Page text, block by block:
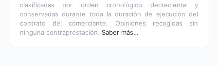
clasificadas por orden cronológico decreciente y
conservadas durante toda la duración de ejecución del
contrato del comerciante. Opiniones recogidas sin
ninguna contraprestación. Saber más…